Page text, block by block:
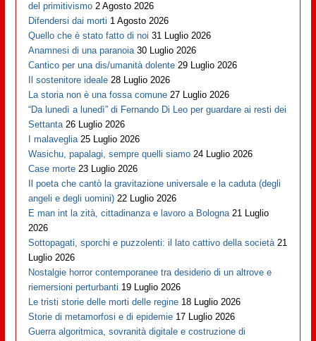
del primitivismo 2 Agosto 2026
Difendersi dai morti 1 Agosto 2026
Quello che è stato fatto di noi 31 Luglio 2026
Anamnesi di una paranoia 30 Luglio 2026
Cantico per una dis/umanità dolente 29 Luglio 2026
Il sostenitore ideale 28 Luglio 2026
La storia non è una fossa comune 27 Luglio 2026
“Da lunedì a lunedì” di Fernando Di Leo per guardare ai resti dei
Settanta 26 Luglio 2026
I malaveglia 25 Luglio 2026
Wasichu, papalagi, sempre quelli siamo 24 Luglio 2026
Case morte 23 Luglio 2026
Il poeta che cantò la gravitazione universale e la caduta (degli
angeli e degli uomini) 22 Luglio 2026
E man int la zità, cittadinanza e lavoro a Bologna 21 Luglio
2026
Sottopagati, sporchi e puzzolenti: il lato cattivo della società 21
Luglio 2026
Nostalgie horror contemporanee tra desiderio di un altrove e
riemersioni perturbanti 19 Luglio 2026
Le tristi storie delle morti delle regine 18 Luglio 2026
Storie di metamorfosi e di epidemie 17 Luglio 2026
Guerra algoritmica, sovranità digitale e costruzione di